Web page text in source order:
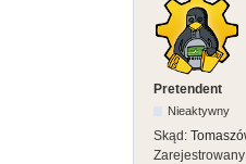
Pretendent
Nieaktywny
Skąd: